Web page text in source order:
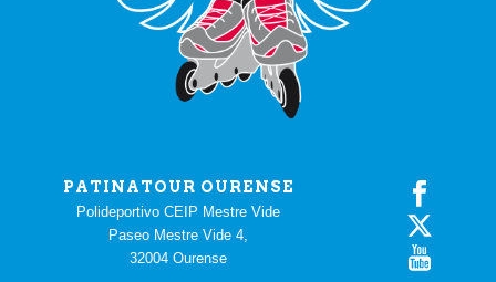
PATINATOUR OURENSE
Polideportivo CEIP Mestre Vide
Paseo Mestre Vide 4,
32004 Ourense